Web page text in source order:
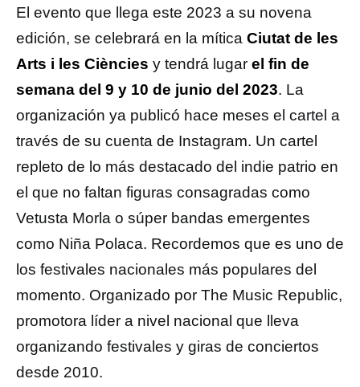
El evento que llega este 2023 a su novena
edición, se celebrará en la mítica Ciutat de les
Arts i les Ciències y tendrá lugar el fin de
semana del 9 y 10 de junio del 2023. La
organización ya publicó hace meses el cartel a
través de su cuenta de Instagram. Un cartel
repleto de lo más destacado del indie patrio en
el que no faltan figuras consagradas como
Vetusta Morla o súper bandas emergentes
como Niña Polaca. Recordemos que es uno de
los festivales nacionales más populares del
momento. Organizado por The Music Republic,
promotora líder a nivel nacional que lleva
organizando festivales y giras de conciertos
desde 2010.